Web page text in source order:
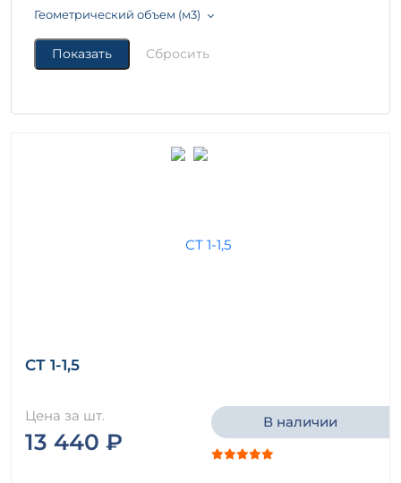
Геометрический объем (м3)
СТ 1-1,5
Цена за шт.
13 440 ₽
В наличии